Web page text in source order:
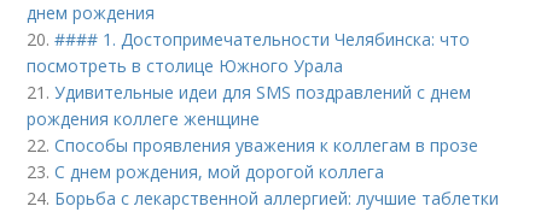
днем рождения
20.#### 1. Достопримечательности Челябинска: что
посмотреть в столице Южного Урала
21.Удивительные идеи для SMS поздравлений с днем
рождения коллеге женщине
22.Способы проявления уважения к коллегам в прозе
23.С днем рождения, мой дорогой коллега
24. Борьба с лекарственной аллергией: лучшие таблетки